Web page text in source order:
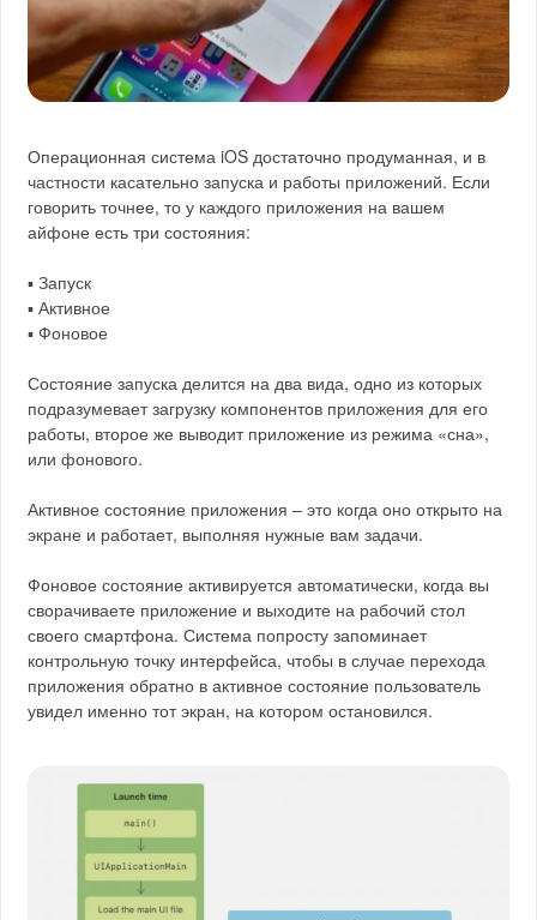
Операционная система iOS достаточно продуманная, и в
частности касательно запуска и работы приложений. Если
говорить точнее, то у каждого приложения на вашем
айфоне есть три состояния:
▪️ Запуск
▪️ Активное
▪️ Фоновое
Состояние запуска делится на два вида, одно из которых
подразумевает загрузку компонентов приложения для его
работы, второе же выводит приложение из режима «сна»,
или фонового.
Активное состояние приложения – это когда оно открыто на
экране и работает, выполняя нужные вам задачи.
Фоновое состояние активируется автоматически, когда вы
сворачиваете приложение и выходите на рабочий стол
своего смартфона. Система попросту запоминает
контрольную точку интерфейса, чтобы в случае перехода
приложения обратно в активное состояние пользователь
увидел именно тот экран, на котором остановился.